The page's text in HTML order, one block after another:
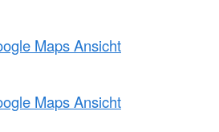
Maps Ansicht
Maps Ansicht